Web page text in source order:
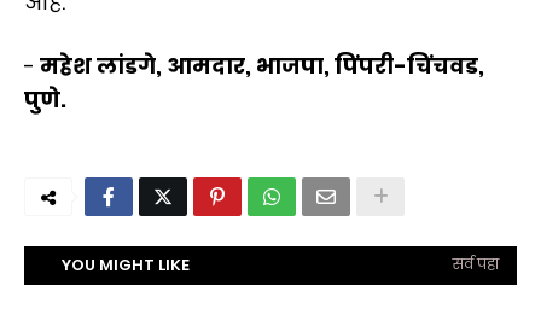
- महेश लांडगे, आमदार, भाजपा, पिंपरी-चिंचवड,
पुणे.
YOU MIGHT LIKE सर्व पहा